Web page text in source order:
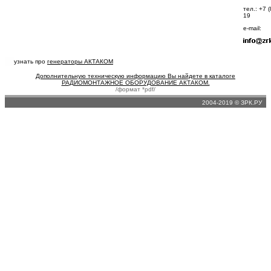
тел.: +7
19
e-mail:
узнать про генераторы АКТАКОМ
Дополнительную техническую информацию Вы найдете в каталоге
РАДИОМОНТАЖНОЕ ОБОРУДОВАНИЕ АКТАКОМ.
/формат *pdf/
2004-2019 © ЗРК.РУ